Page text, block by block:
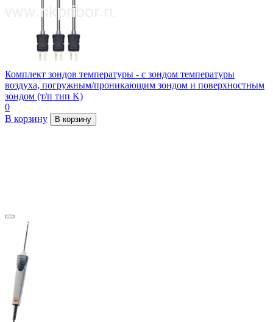
Комплект зондов температуры - с зондом температуры
воздуха, погружным/проникающим зондом и поверхностным
зондом (т/п тип K)
0
В корзину
В корзину